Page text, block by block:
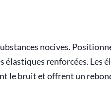
nocives.
élastiques renforcées. Les
le bruit et offrent un